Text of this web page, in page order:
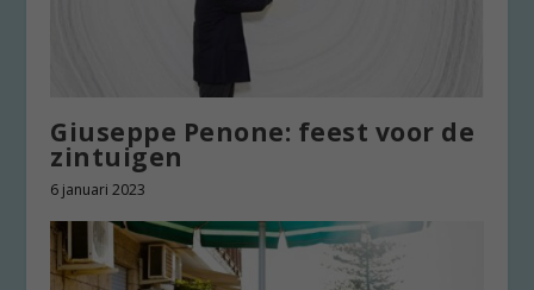
Giuseppe Penone: feest voor de
zintuigen
6 januari 2023